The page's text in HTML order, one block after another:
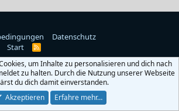
Datenschutz
Start
R
S
um Inhalte zu personalisieren und dich nach
zu halten. Durch die Nutzung unserer Webseite
du dich damit einverstanden.
Akzeptieren
Erfahre mehr…